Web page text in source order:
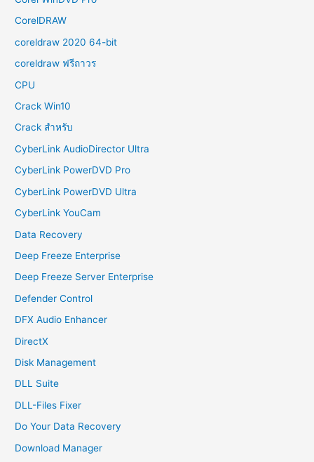
CorelDRAW
coreldraw 2020 64-bit
coreldraw ฟรีถาวร
CPU
Crack Win10
Crack สำหรับ
CyberLink AudioDirector Ultra
CyberLink PowerDVD Pro
CyberLink PowerDVD Ultra
CyberLink YouCam
Data Recovery
Deep Freeze Enterprise
Deep Freeze Server Enterprise
Defender Control
DFX Audio Enhancer
DirectX
Disk Management
DLL Suite
DLL-Files Fixer
Do Your Data Recovery
Download Manager